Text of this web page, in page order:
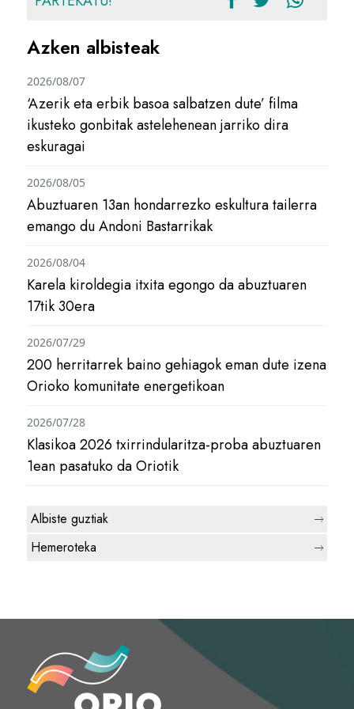
Azken albisteak
‘Azerik eta erbik basoa salbatzen dute’ filma
ikusteko gonbitak astelehenean jarriko dira
eskuragai
2026/08/07
Abuztuaren 13an hondarrezko eskultura tailerra
emango du Andoni Bastarrikak
2026/08/05
Karela kiroldegia itxita egongo da abuztuaren
17tik 30era
2026/08/04
200 herritarrek baino gehiagok eman dute izena
Orioko komunitate energetikoan
2026/07/29
Klasikoa 2026 txirrindularitza-proba abuztuaren
1ean pasatuko da Oriotik
2026/07/28
Albiste guztiak
Hemeroteka